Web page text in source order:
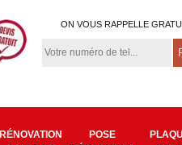
ON VOUS RAPPELLE
RÉNOVATION
POSE